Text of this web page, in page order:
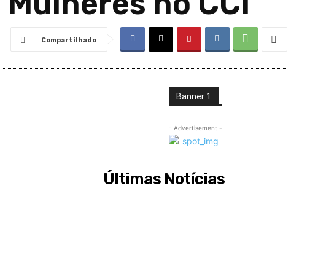
Compartilhado
Banner 1
- Advertisement -
Últimas Notícias